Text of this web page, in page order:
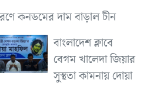
কনডমের দাম বাড়াল চীন
বাংলাদেশ ক্লাবে
বেগম খালেদা জিয়ার
সুস্থতা কামনায় দোয়া